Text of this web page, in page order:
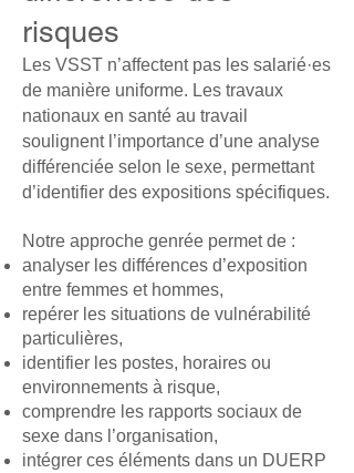
risques
Les VSST n’affectent pas les salarié·es
de manière uniforme. Les travaux
nationaux en santé au travail
soulignent l’importance d’une analyse
différenciée selon le sexe, permettant
d’identifier des expositions spécifiques.
Notre approche genrée permet de :
analyser les différences d’exposition
entre femmes et hommes,
repérer les situations de vulnérabilité
particulières,
identifier les postes, horaires ou
environnements à risque,
comprendre les rapports sociaux de
sexe dans l’organisation,
intégrer ces éléments dans un DUERP